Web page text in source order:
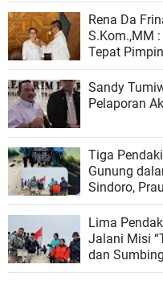
Rena Da
S.Kom.,MM
Tepat
Sandy
Pelaporan
Tiga
Gunung
Sindoro,
Lima
Jalani Misi
dan Sumbing